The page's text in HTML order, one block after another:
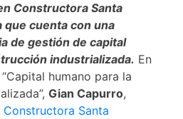
Constructora Santa
que cuenta con una
de gestión de capital
industrializada. En
humano para la
Gian Capurro,
Constructora Santa